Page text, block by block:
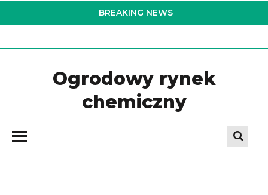
to
BREAKING NEWS
Ogrodowy rynek
chemiczny